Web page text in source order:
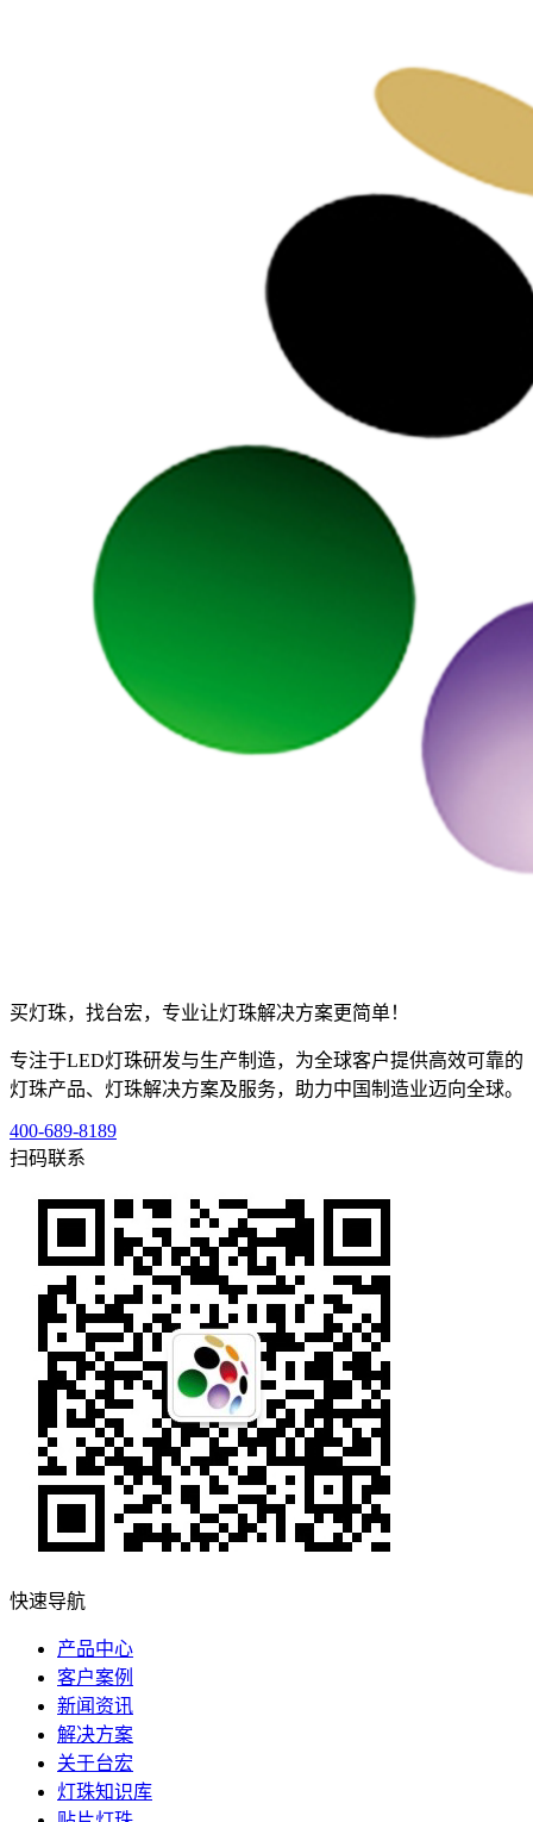
买灯珠，找台宏，专业让灯珠解决方案更简单！
专注于LED灯珠研发与生产制造，为全球客户提供高效可靠的
灯珠产品、灯珠解决方案及服务，助力中国制造业迈向全球。
400-689-8189
扫码联系
快速导航
产品中心
客户案例
新闻资讯
解决方案
关于台宏
灯珠知识库